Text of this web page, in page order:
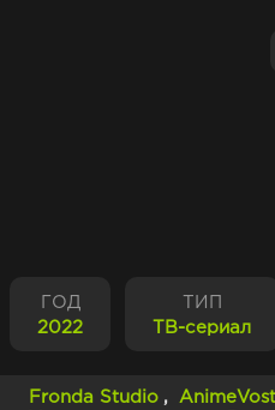
ГОД
2022
ТИП
ТВ-сериал
Fronda Studio , AnimeVost